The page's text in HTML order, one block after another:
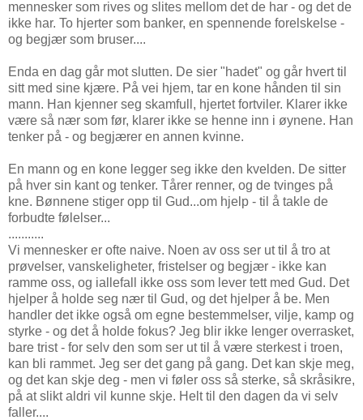
mennesker som rives og slites mellom det de har - og det de
ikke har. To hjerter som banker, en spennende forelskelse -
og begjær som bruser....
Enda en dag går mot slutten. De sier "hadet" og går hvert til
sitt med sine kjære. På vei hjem, tar en kone hånden til sin
mann. Han kjenner seg skamfull, hjertet fortviler. Klarer ikke
være så nær som før, klarer ikke se henne inn i øynene. Han
tenker på - og begjærer en annen kvinne.
En mann og en kone legger seg ikke den kvelden. De sitter
på hver sin kant og tenker. Tårer renner, og de tvinges på
kne. Bønnene stiger opp til Gud...om hjelp - til å takle de
forbudte følelser...
...........
Vi mennesker er ofte naive. Noen av oss ser ut til å tro at
prøvelser, vanskeligheter, fristelser og begjær - ikke kan
ramme oss, og iallefall ikke oss som lever tett med Gud. Det
hjelper å holde seg nær til Gud, og det hjelper å be. Men
handler det ikke også om egne bestemmelser, vilje, kamp og
styrke - og det å holde fokus? Jeg blir ikke lenger overrasket,
bare trist - for selv den som ser ut til å være sterkest i troen,
kan bli rammet. Jeg ser det gang på gang. Det kan skje meg,
og det kan skje deg - men vi føler oss så sterke, så skråsikre,
på at slikt aldri vil kunne skje. Helt til den dagen da vi selv
faller....